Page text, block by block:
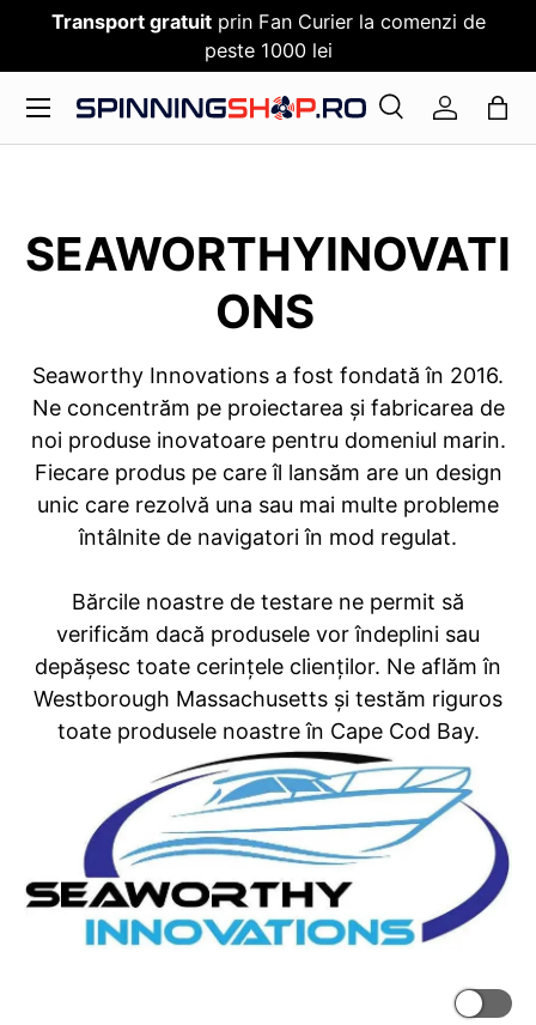
SARI PESTE CONTENT
Transport gratuitprin Fan Curier la comenzi de
peste 1000 lei
Cauta
CautaLog in
Meniu
SEAWORTHYINOVATI
ONS
Seaworthy Innovations a fost fondată în 2016.
Ne concentrăm pe proiectarea și fabricarea de
noi produse inovatoare pentru domeniul marin.
Fiecare produs pe care îl lansăm are un design
unic care rezolvă una sau mai multe probleme
întâlnite de navigatori în mod regulat.
Bărcile noastre de testare ne permit să
verificăm dacă produsele vor îndeplini sau
depășesc toate cerințele clienților. Ne aflăm în
Westborough Massachusetts și testăm riguros
toate produsele noastre în Cape Cod Bay.